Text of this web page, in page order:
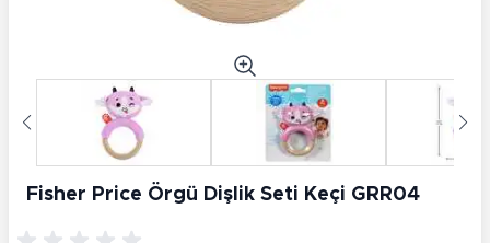
Fisher Price Örgü Dişlik Seti Keçi GRR04